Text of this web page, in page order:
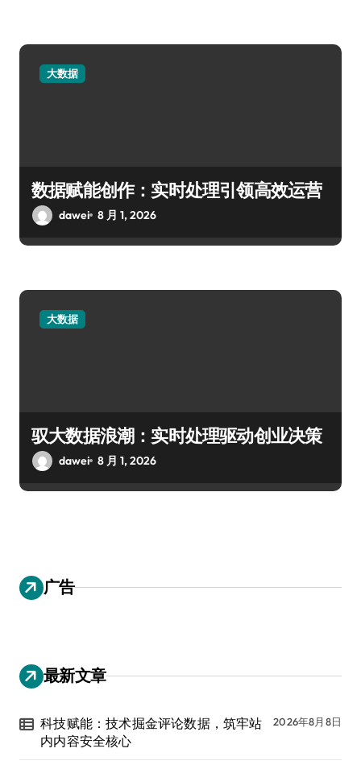
大数据
数据赋能创作：实时处理引领高效运营
dawei 8 月 1, 2026
大数据
驭大数据浪潮：实时处理驱动创业决策
dawei 8 月 1, 2026
广告
最新文章
科技赋能：技术掘金评论数据，筑牢站
内内容安全核心
2026年8月8日